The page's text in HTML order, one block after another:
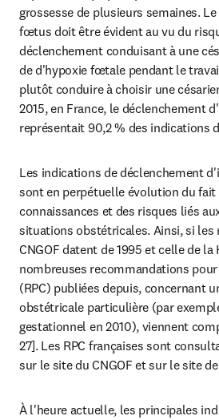
grossesse de plusieurs semaines.
fœtus doit être évident au vu du
déclenchement conduisant à une
de d'hypoxie fœtale pendant le
plutôt conduire à choisir une
2015, en France, le déclenchement
représentait 90,2 % des indications
Les indications de déclenchement
sont en perpétuelle évolution du
connaissances et des risques liés
situations obstétricales. Ainsi, si les
CNGOF datent de 1995 et celle de la
nombreuses recommandations
(RPC) publiées depuis, concernant
obstétricale particulière (par
gestationnel en 2010), viennent
27]. Les RPC françaises sont
sur le site du CNGOF et sur le site
À l'heure actuelle, les principales